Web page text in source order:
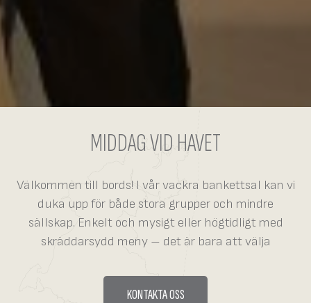
MIDDAG VID HAVET
Välkommen till bords! I vår vackra bankettsal kan vi
duka upp för både stora grupper och mindre
sällskap. Enkelt och mysigt eller högtidligt med
skräddarsydd meny – det är bara att välja
KONTAKTA OSS